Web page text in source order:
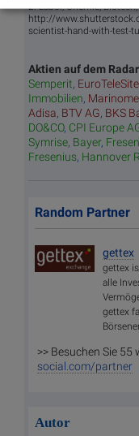
2. Labor, Chemie,
http://
scientist-hand-with-test-
Aktien auf dem
Semperit,
Immobilien,
Adisa, BTV AG, BKS
DO&CO, CPI Europe
Symrise, Bayer,
Fresenius, Hannover
Random Partner
gettex
gettex
alle
gettex
>> Besuchen Sie
social.com/partner
Autor